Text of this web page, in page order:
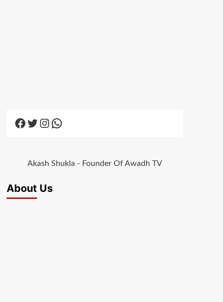
Facebook
Twitter
Instagram
WhatsApp
Akash Shukla - Founder Of Awadh TV
About Us